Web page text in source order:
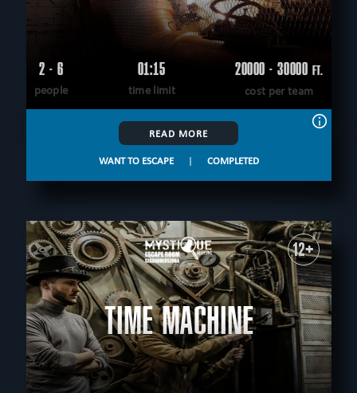
2 - 6
people
01:15
time limit
20000 - 30000 FT.
cost per team
READ MORE
WANT TO ESCAPE | COMPLETED
12+
TIME MACHINE